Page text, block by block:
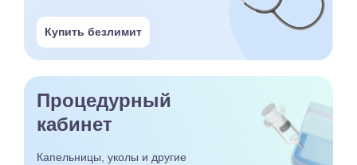
Купить безлимит
Процедурный
кабинет
Капельницы, уколы и другие